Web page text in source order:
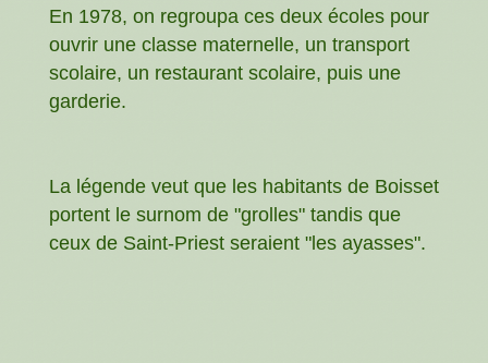
En 1978, on regroupa ces deux écoles pour
ouvrir une classe maternelle, un transport
scolaire, un restaurant scolaire, puis une
garderie.
La légende veut que les habitants de Boisset
portent le surnom de "grolles" tandis que
ceux de Saint-Priest seraient "les ayasses".